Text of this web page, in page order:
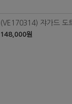
(VE170314) 쟈가드 도
148,000원